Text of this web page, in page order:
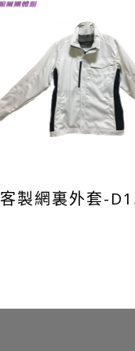
客製網裏外套-